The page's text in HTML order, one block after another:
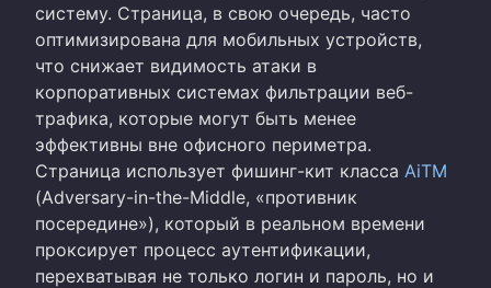
систему. Страница, в свою очередь, часто
оптимизирована для мобильных устройств,
что снижает видимость атаки в
корпоративных системах фильтрации веб-
трафика, которые могут быть менее
эффективны вне офисного периметра.
Страница использует фишинг-кит класса AiTM
(Adversary-in-the-Middle, «противник
посередине»), который в реальном времени
проксирует процесс аутентификации,
перехватывая не только логин и пароль, но и